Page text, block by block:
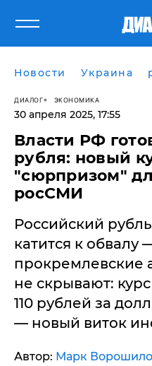
Новости Украина
ДИАЛОГ ЭКОНОМИКА
30 апреля 2025, 17:55
Власти РФ
рубля: новый
"сюрпризом"
росСМИ
Российский
катится к обвалу
прокремлевские
не скрывают:
110 рублей за
— новый виток
Автор: Марк